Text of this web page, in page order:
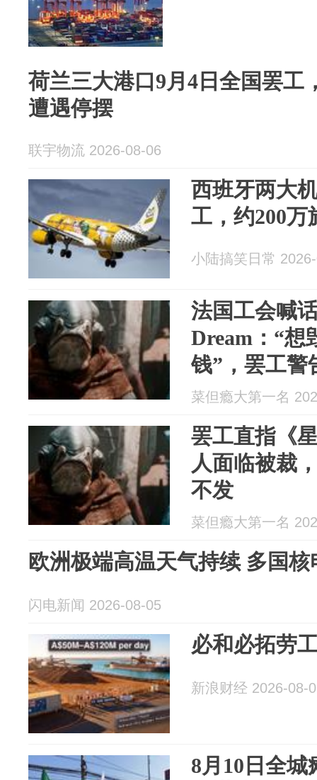
荷兰三大港口9月4日全国罢工
遭遇停摆
联宇物流 2026-08-06
西班牙两大
工，约200万
小陆搞笑日常
法国工会喊
Dream：“想
钱”，罢工警
菜但瘾大第一名
罢工直指《
人面临被裁
不发
菜但瘾大第一名
欧洲极端高温天气持续 多国
闪电新闻 2026-08-05
必和必拓劳
新浪财经 2026-08-
8月10日全